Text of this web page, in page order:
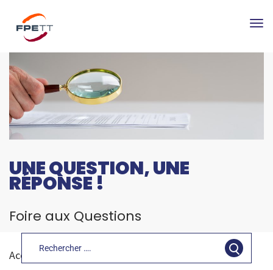
UNE QUESTION, UNE
RÉPONSE !
Foire aux Questions
Accueil faq